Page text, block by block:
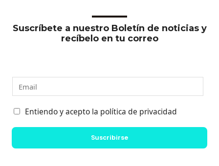
Suscríbete a nuestro Boletín de noticias y
recíbelo en tu correo
m
a
i
l
C
i
Entiendo y acepto la política de privacidad
Suscribirse